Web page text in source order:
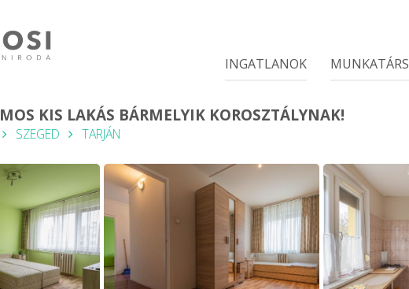
INGATLANOK
KIS LAKÁS BÁRMELYIK KOROSZTÁLYNAK!
SZEGED TARJÁN